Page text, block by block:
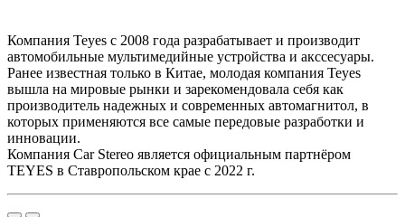
Компания Teyes с 2008 года разрабатывает и производит
автомобильные мультимедийные устройства и акссесуары.
Ранее известная только в Китае, молодая компания Teyes
вышла на мировые рынки и зарекомендовала себя как
производитель надежных и современных автомагнитол, в
которых применяются все самые передовые разработки и
инновации.
Компания Car Stereo является официальным партнёром
TEYES в Ставропольском крае с 2022 г.